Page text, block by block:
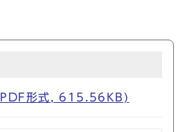
形式, 615.56KB)